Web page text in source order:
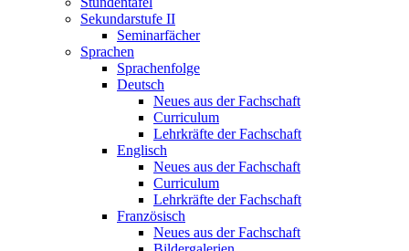
Sekundarstufe II
Seminarfächer
Sprachen
Sprachenfolge
Deutsch
Neues aus der Fachschaft
Curriculum
Lehrkräfte der Fachschaft
Englisch
Neues aus der Fachschaft
Curriculum
Lehrkräfte der Fachschaft
Französisch
Neues aus der Fachschaft